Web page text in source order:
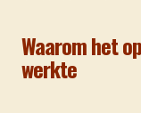
Waarom het
werkte